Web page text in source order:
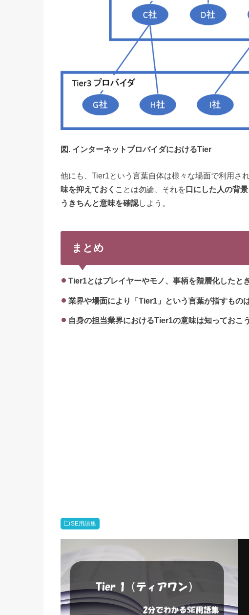
図. インターネットプロバイダにおけるTier
他にも、Tier1という言葉自体は様々な場面で利用さ
味を抑えておく ことは勿論、それを 口にした人の背
うきちんと意味を確認しよう。
まとめ
Tier1とはプレイヤーやモノ、事柄を階層化したと
業界や場面により「Tier1」という言葉が指すもの
自身の担当業界におけるTier1の意味は知っておこう
SE用語集